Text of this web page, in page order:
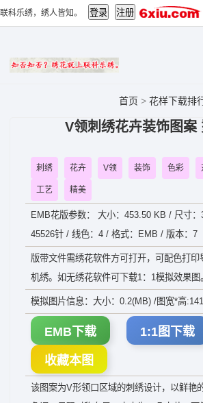
联科乐绣，绣人皆知。
首页 > 花样下载排
V领刺绣花卉装饰图案
刺绣 花卉 V领 装饰 色彩
工艺 精美
EMB花版参数： 大小：453.50 KB / 尺寸：
45526针 / 线色：4 / 格式：EMB / 版本：7
版带文件需绣花软件方可打开，可配色打印
机绣。如无绣花软件可下载1：1模拟效果图
模拟图片信息：大小：0.2(MB) /图宽*高
EMB下载 1:1图下载
收藏本图
该图案为V形领口区域的刺绣设计，以鲜艳